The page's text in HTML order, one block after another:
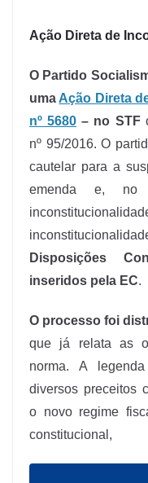
Ação Direta de
O Partido
uma Ação Direta
nº 5680 – no STF
nº 95/2016. O
cautelar para a
emenda e, no
Disposições
inseridos pela EC.
O processo foi
que já relata as
norma. A
diversos preceitos
o novo regime
constitucional,